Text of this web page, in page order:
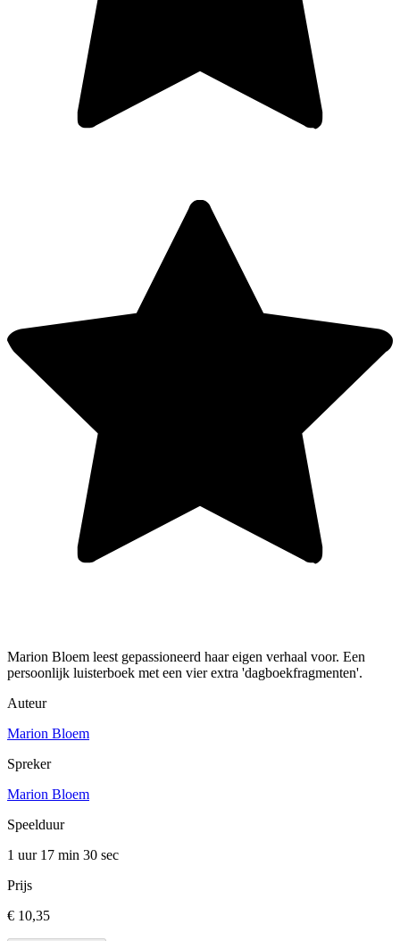
Marion Bloem leest gepassioneerd haar eigen verhaal voor. Een
persoonlijk luisterboek met een vier extra 'dagboekfragmenten'.
Auteur
Marion Bloem
Spreker
Marion Bloem
Speelduur
1 uur 17 min 30 sec
Prijs
€ 10,35